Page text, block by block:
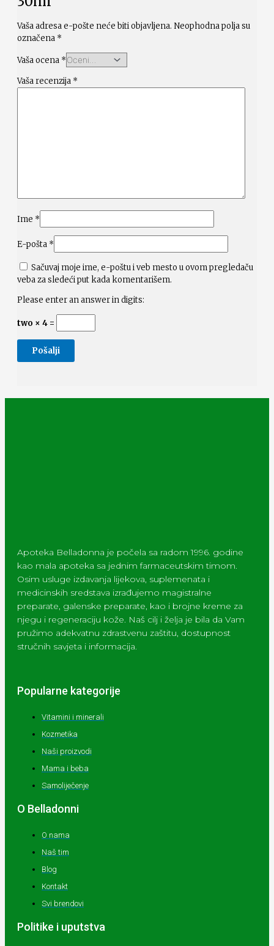
Vaša adresa e-pošte neće biti objavljena. Neophodna polja su
označena *
Vaša ocena *
Vaša recenzija *
Ime *
E-pošta *
Sačuvaj moje ime, e-poštu i veb mesto u ovom pregledaču
veba za sledeći put kada komentarišem.
Please enter an answer in digits:
two × 4 =
Apoteka Belladonna je počela sa radom 1996. godine
kao mala apoteka sa jednim farmaceutskim timom.
Osim usluge izdavanja lijekova, suplemenata i
medicinskih sredstava izrađujemo magistralne
preparate, galenske preparate, kao i brojne kreme za
njegu i regeneraciju kože. Naš cilj i želja je bila da Vam
pružimo adekvatnu zdrastvenu zaštitu, dostupnost
stručnih savjeta i informacija.
Popularne kategorije
Vitamini i minerali
Kozmetika
Naši proizvodi
Mama i beba
Samoliječenje
O Belladonni
O nama
Naš tim
Blog
Kontakt
Svi brendovi
Politike i uputstva